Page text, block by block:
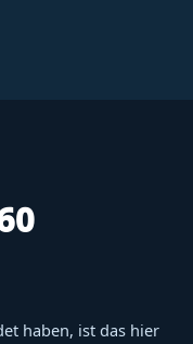
haben, ist das hier